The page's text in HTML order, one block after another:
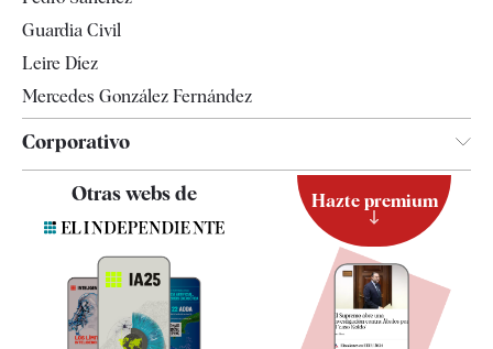
Guardia Civil
Leire Díez
Mercedes González Fernández
Corporativo
Contacto
Quiénes somos
Otras webs de Hazte premium